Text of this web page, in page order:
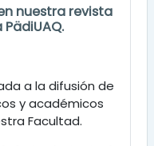
nuestra revista
a la difusión de
y académicos
Facultad.